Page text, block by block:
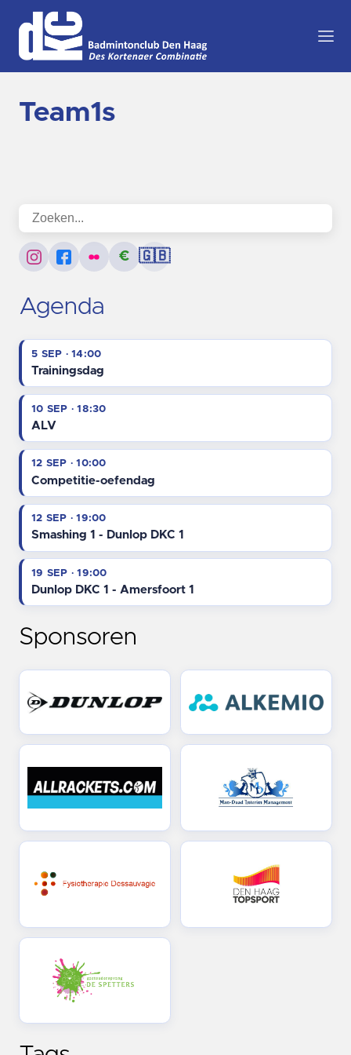
Team1s
€ 🇬🇧
Agenda
5 SEP · 14:00
Trainingsdag
10 SEP · 18:30
ALV
12 SEP · 10:00
Competitie-oefendag
12 SEP · 19:00
Smashing 1 - Dunlop DKC 1
19 SEP · 19:00
Dunlop DKC 1 - Amersfoort 1
Sponsoren